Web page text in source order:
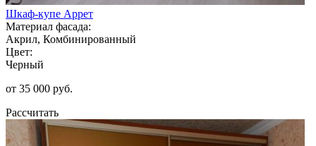
Шкаф-купе Аррет
Материал фасада:
Акрил, Комбинированный
Цвет:
Черный
от 35 000 руб.
Рассчитать